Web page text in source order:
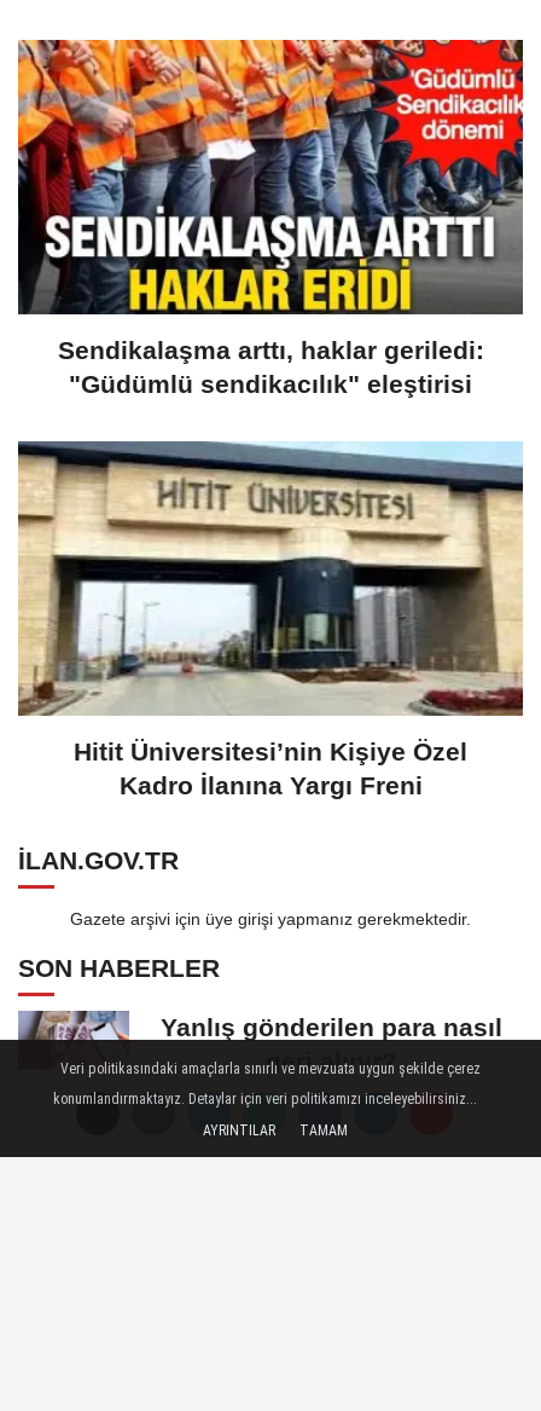
Sendikalaşma arttı, haklar geriledi:
"Güdümlü sendikacılık" eleştirisi
Hitit Üniversitesi’nin Kişiye Özel
Kadro İlanına Yargı Freni
ILAN.GOV.TR
Gazete arşivi için üye girişi yapmanız gerekmektedir.
SON HABERLER
Yanlış gönderilen para nasıl
geri alınır?
ÖSYM'den kalp masajıyla
Veri politikasındaki amaçlarla sınırlı ve mevzuata uygun şekilde çerez
konumlandırmaktayız. Detaylar için veri politikamızı inceleyebilirsiniz...
AYRINTILAR
TAMAM